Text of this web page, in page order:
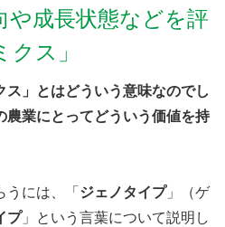
や成長状態などを評
ス」
」とはどういう意味なのでし
農業にとってどういう価値を持
うには、「ジェノタイプ」（ゲ
プ」という言葉について説明し